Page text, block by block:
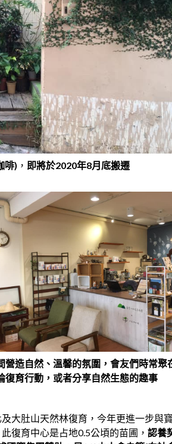
啡) ， 即將於2020年8月底搬遷
營造自然、溫馨的氛圍，會友們時常聚
復育行動，或者分享自然生態的趣事
大肚山天然林復育，今年更進一步與
此復育中心是占地0.5公頃的苗圃，認養